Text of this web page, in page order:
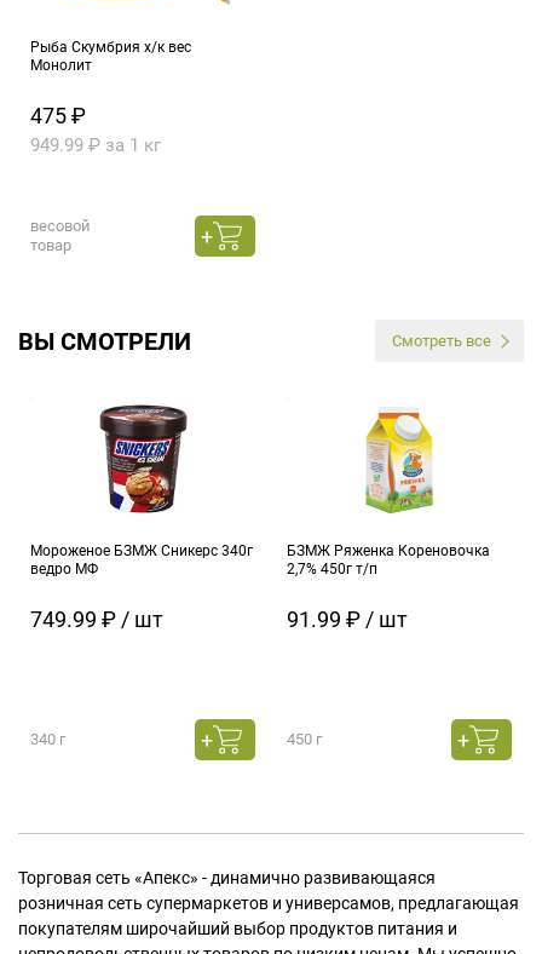
Рыба Скумбрия х/к вес
Монолит
475 ₽
949.99 ₽ за 1 кг
весовой
товар
ВЫ СМОТРЕЛИ Смотреть все
Мороженое БЗМЖ Сникерс 340г
ведро МФ
749.99 ₽ / шт
340 г
БЗМЖ Ряженка Кореновочка
2,7% 450г т/п
91.99 ₽ / шт
450 г
Торговая сеть «Апекс» - динамично развивающаяся
розничная сеть супермаркетов и универсамов, предлагающая
покупателям широчайший выбор продуктов питания и